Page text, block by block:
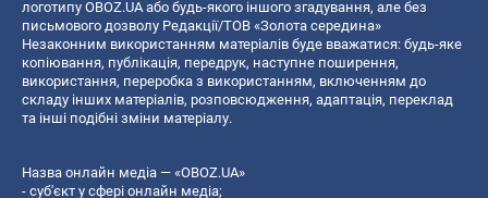
логотипу OBOZ.UA або будь-якого іншого згадування, але без
письмового дозволу Редакції/ТОВ «Золота середина»
Незаконним використанням матеріалів буде вважатися: будь-яке
копiювання, публiкацiя, передрук, наступне поширення,
використання, переробка з використанням, включенням до
складу інших матеріалів, розповсюдження, адаптація, переклад
та інші подібні зміни матеріалу.
Назва онлайн медіа — «OBOZ.UA»
- суб'єкт у сфері онлайн медіа;